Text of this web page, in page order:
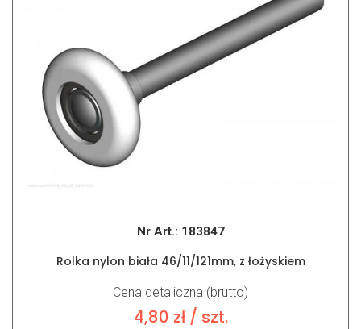
Nr Art.: 183847
Rolka nylon biała 46/11/121mm, z łożyskiem
Cena detaliczna (brutto)
4,80 zł/ szt.